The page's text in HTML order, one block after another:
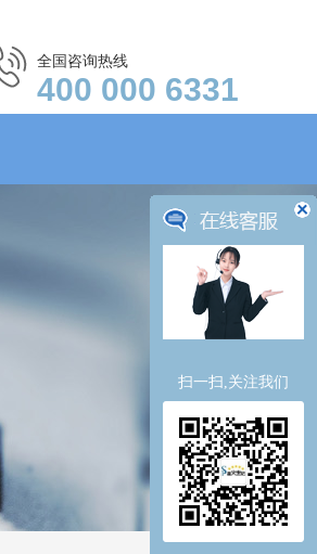
全国咨询热线
400 000 6331
扫一扫,关注我们